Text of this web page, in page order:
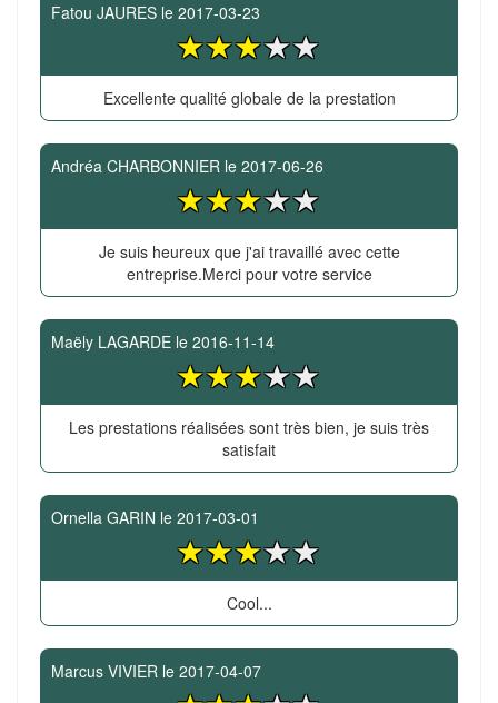
Fatou JAURES le 2017-03-23
Excellente qualité globale de la prestation
Andréa CHARBONNIER le 2017-06-26
Je suis heureux que j'ai travaillé avec cette
entreprise.Merci pour votre service
Maëly LAGARDE le 2016-11-14
Les prestations réalisées sont très bien, je suis très
satisfait
Ornella GARIN le 2017-03-01
Cool...
Marcus VIVIER le 2017-04-07